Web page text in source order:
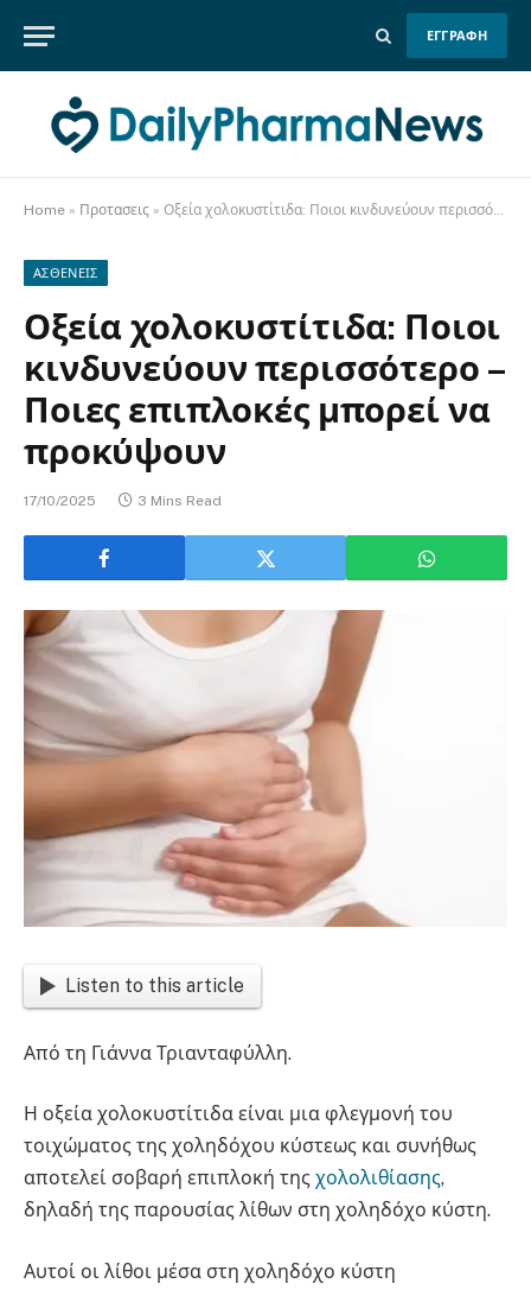
ΕΓΓΡΑΦΗ
Home » Προτασεις » Οξεία χολοκυστίτιδα: Ποιοι κινδυνεύουν περισσότερο – Ποιες επιπλοκές μπορεί να προκύψουν
ΑΣΘΕΝΕΙΣ
Οξεία χολοκυστίτιδα: Ποιοι
κινδυνεύουν περισσότερο –
Ποιες επιπλοκές μπορεί να
προκύψουν
17/10/2025 3 Mins Read
Listen to this article
Από τη Γιάννα Τριανταφύλλη.
Η οξεία χολοκυστίτιδα είναι μια φλεγμονή του
τοιχώματος της χοληδόχου κύστεως και συνήθως
αποτελεί σοβαρή επιπλοκή της χολολιθίασης,
δηλαδή της παρουσίας λίθων στη χοληδόχο κύστη.
Αυτοί οι λίθοι μέσα στη χοληδόχο κύστη